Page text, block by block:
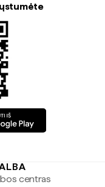
centras